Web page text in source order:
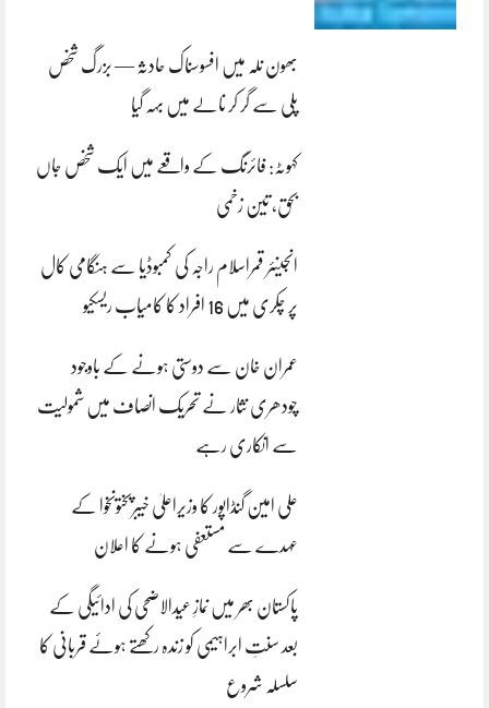
بھون نلہ میں افسوسناک حادثہ — بزرگ شخص
پلی سے گر کر نالے میں بہہ گیا
کہوٹہ: فائرنگ کے واقعے میں ایک شخص جاں
بحق، تین زخمی
انجینئر قمراسلام راجہ کی کمبوڈیا سے ہنگامی کال
پر چکری میں 16 افراد کا کامیاب ریسکیو
عمران خان سے دوستی ہونے کے باوجود
چودھری نثار نے تحریک انصاف میں شمولیت
سے انکاری رہے
علی امین گنڈاپور کا وزیراعلیٰ خیبرپختونخوا کے
عہدے سے مستعفی ہونے کا اعلان
پاکستان بھر میں نمازِ عیدالاضحی کی ادائیگی کے
بعد سنتِ ابراہیمی کو زندہ رکھتے ہوئے قربانی کا
سلسلہ شروع